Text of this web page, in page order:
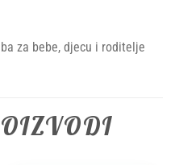
za bebe, djecu i roditelje